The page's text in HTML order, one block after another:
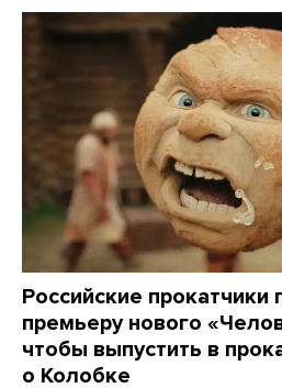
Российские прокатчики
премьеру нового
чтобы выпустить в
о Колобке